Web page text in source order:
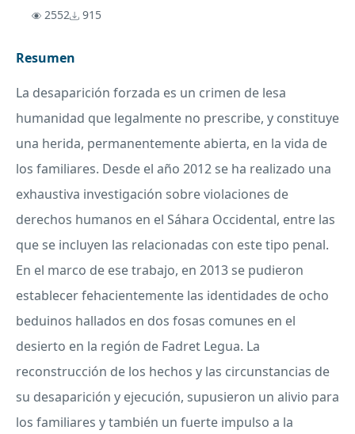
2552 915
Resumen
La desaparición forzada es un crimen de lesa
humanidad que legalmente no prescribe, y constituye
una herida, permanentemente abierta, en la vida de
los familiares. Desde el año 2012 se ha realizado una
exhaustiva investigación sobre violaciones de
derechos humanos en el Sáhara Occidental, entre las
que se incluyen las relacionadas con este tipo penal.
En el marco de ese trabajo, en 2013 se pudieron
establecer fehacientemente las identidades de ocho
beduinos hallados en dos fosas comunes en el
desierto en la región de Fadret Legua. La
reconstrucción de los hechos y las circunstancias de
su desaparición y ejecución, supusieron un alivio para
los familiares y también un fuerte impulso a la